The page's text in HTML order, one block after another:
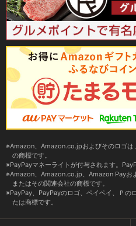
Amazon、Amazon.co.jpおよびそのロゴ
の商標です。
PayPayマネーライトが付与されます。
Amazon、Amazon.co.jp、Amazon Payお
またはその関連会社の商標です。
PayPay、PayPayのロゴ、ペイペイ、Ｐの
たは商標です。